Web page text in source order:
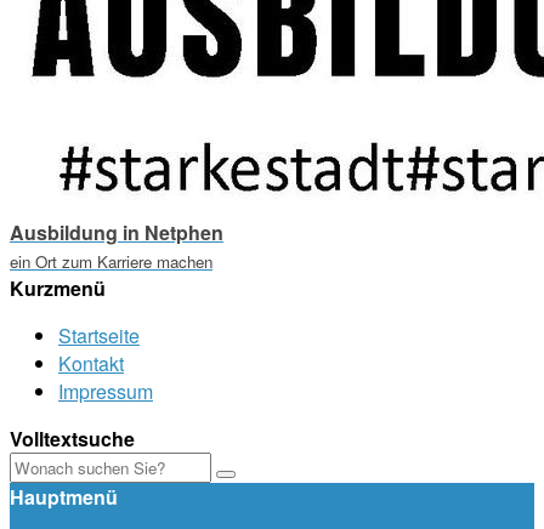
Ausbildung in Netphen
ein Ort zum Karriere machen
Kurzmenü
Startseite
Kontakt
Impressum
Volltextsuche
Hauptmenü